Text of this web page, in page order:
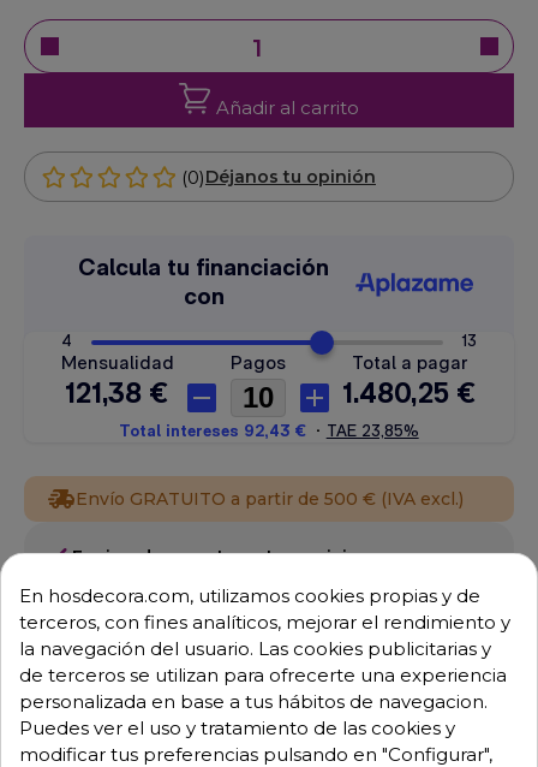
Añadir al carrito
(0)Déjanos tu opinión
Envío GRATUITO a partir de 500 € (IVA excl.)
Equipo de expertos a tu servicio.
Pago 100% seguro.
Consulta tus dudas con nosotros.
976 25 59 91
info@hosdecora.com
Hablemos
En hosdecora.com, utilizamos cookies propias y de
terceros, con fines analíticos, mejorar el rendimiento y
la navegación del usuario. Las cookies publicitarias y
de terceros se utilizan para ofrecerte una experiencia
personalizada en base a tus hábitos de navegacion.
Puedes ver el uso y tratamiento de las cookies y
modificar tus preferencias pulsando en "Configurar",